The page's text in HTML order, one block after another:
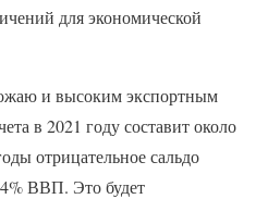
для экономической
и высоким экспортным
в 2021 году составит около
отрицательное сальдо
4% ВВП. Это будет